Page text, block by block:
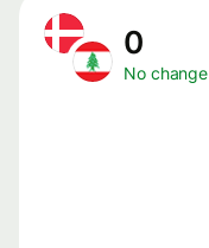
0
No change